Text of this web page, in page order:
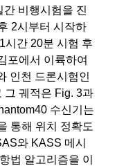
비행시험을 진
2시부터 시작하
시간 20분 시험 후
포에서 이륙하여
인천 드론시험인
그 궤적은 Fig. 3과
수신기는
통해 위치 정확도
와 KASS 메시
법 알고리즘을 이